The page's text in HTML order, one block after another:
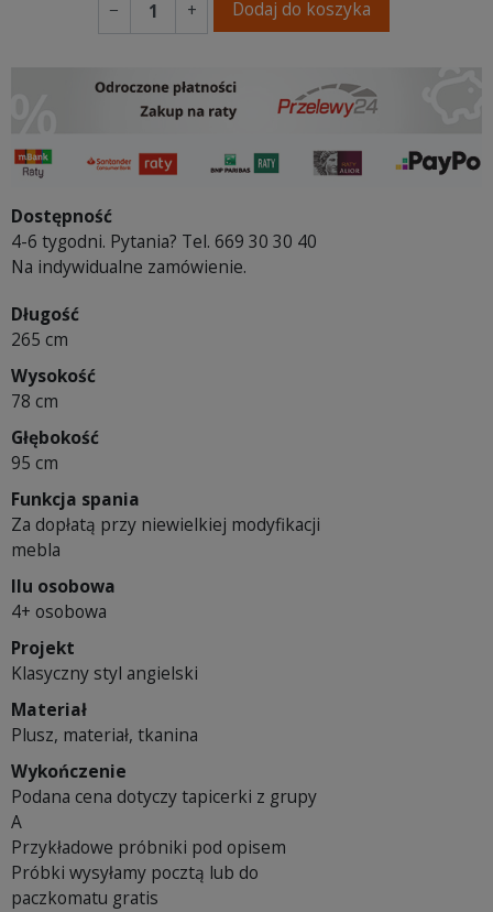
− + Dodaj do koszyka
Dostępność
4-6 tygodni. Pytania? Tel. 669 30 30 40
Na indywidualne zamówienie.
Długość
265 cm
Wysokość
78 cm
Głębokość
95 cm
Funkcja spania
Za dopłatą przy niewielkiej modyfikacji
mebla
Ilu osobowa
4+ osobowa
Projekt
Klasyczny styl angielski
Materiał
Plusz, materiał, tkanina
Wykończenie
Podana cena dotyczy tapicerki z grupy
A
Przykładowe próbniki pod opisem
Próbki wysyłamy pocztą lub do
paczkomatu gratis